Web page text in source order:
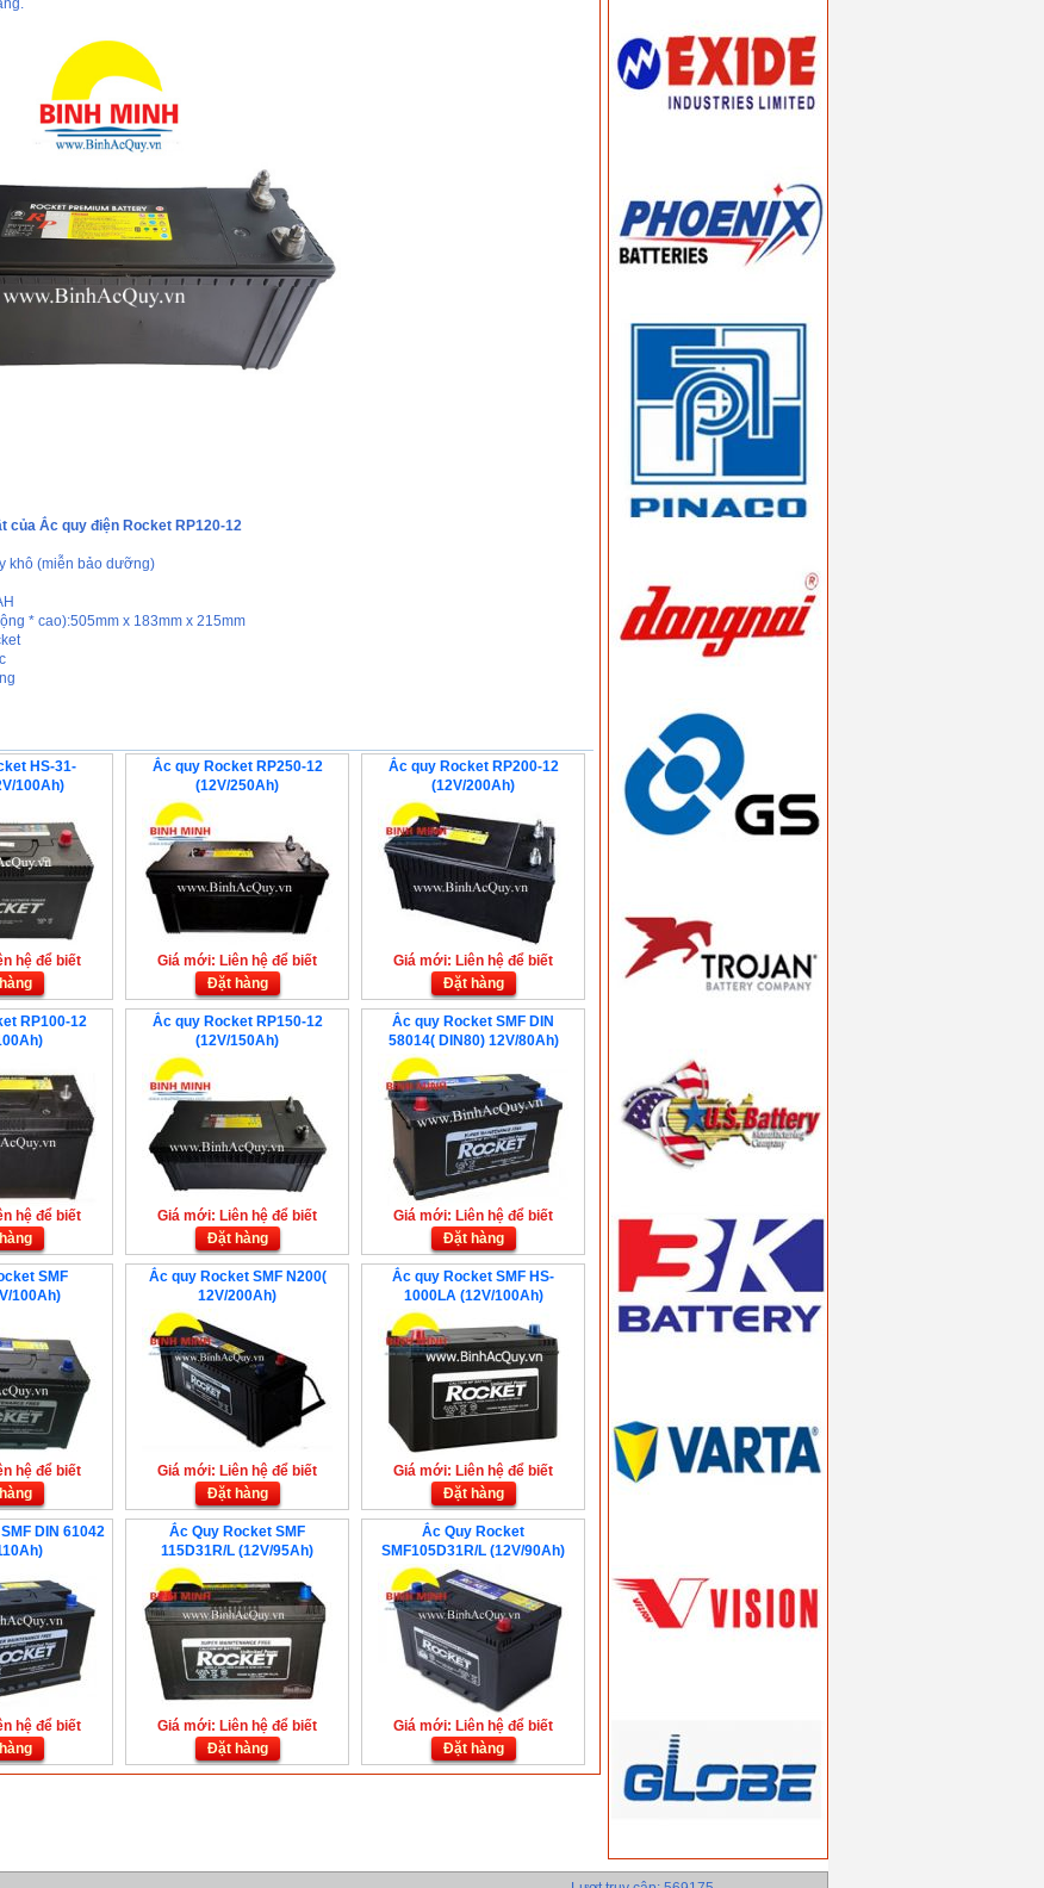
của Ắc quy điện Rocket RP120-12
khô (miễn bảo dưỡng)
* cao):505mm x 183mm x 215mm
HS-31-
100Ah)
hệ để biết
Ắc quy Rocket RP250-12
(12V/250Ah)
Giá mới: Liên hệ để biết
Đặt hàng
Ắc quy Rocket RP200-12
(12V/200Ah)
Giá mới: Liên hệ để biết
Đặt hàng
RP100-12
hệ để biết
Ắc quy Rocket RP150-12
(12V/150Ah)
Giá mới: Liên hệ để biết
Đặt hàng
Ắc quy Rocket SMF DIN
58014( DIN80) 12V/80Ah)
Giá mới: Liên hệ để biết
Đặt hàng
SMF
100Ah)
hệ để biết
Ắc quy Rocket SMF N200(
12V/200Ah)
Giá mới: Liên hệ để biết
Đặt hàng
Ắc quy Rocket SMF HS-
1000LA (12V/100Ah)
Giá mới: Liên hệ để biết
Đặt hàng
DIN 61042
hệ để biết
Ắc Quy Rocket SMF
115D31R/L (12V/95Ah)
Giá mới: Liên hệ để biết
Đặt hàng
Ắc Quy Rocket
SMF105D31R/L (12V/90Ah)
Giá mới: Liên hệ để biết
Đặt hàng